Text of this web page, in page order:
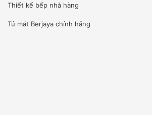
Thiết kế bếp nhà hàng
Tủ mát Berjaya chính hãng